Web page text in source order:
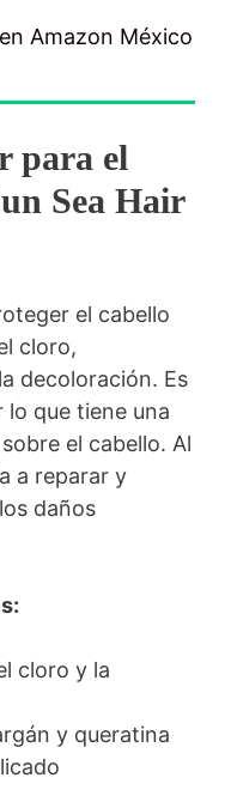
Amazon México
para el
Sea Hair
el cabello
cloro,
decoloración. Es
que tiene una
el cabello. Al
a reparar y
daños
cloro y la
y queratina